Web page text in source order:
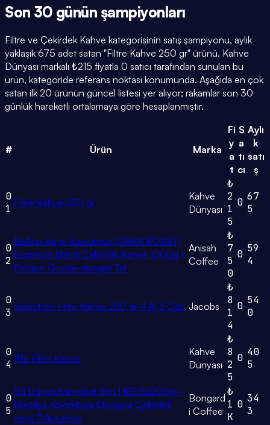
Son 30 günün şampiyonları
Filtre ve Çekirdek Kahve kategorisinin satış şampiyonu, aylık
yaklaşık 675 adet satan "Filtre Kahve 250 gr" ürünü. Kahve
Dünyası markalı ₺215 fiyatla 0 satıcı tarafından sunulan bu
ürün, kategoride referans noktası konumunda. Aşağıda en çok
satan ilk 20 ürünün güncel listesi yer alıyor; rakamlar son 30
günlük hareketli ortalamaya göre hesaplanmıştır.
# Ürün Marka
Fi
y
a
t
S
a
tı
cı
Aylı
k
satı
ş
0
1 Filtre Kahve 250 gr
Kahve
Dünyası
₺
2
1
5
0 67
5
0
2
Bolivar Koyu Kavrulmuş (DARK ROAST)
Espresso Blend Çekirdek Kahve 1000g |
Dolgun Gövde-dengeli Tat
Anisah
Coffee
₺
7
5
0
0 59
4
0
3 Selection Filtre Kahve 250 gr 4 Al 3 Öde Jacobs
₺
8
1
4
0 54
0
0
4 4'lü Filtre Kahve
Kahve
Dünyası
₺
8
2
5
0 40
5
0
5
5'li Dünya Kahveleri Seti 1 KG (5x200g) -
Brezilya Kolombiya Etiyopya Çekirdek
veya Öğütülmüş
Bongard
i Coffee
₺
1
K
0 34
3